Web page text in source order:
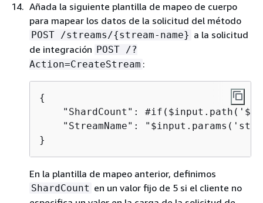
Añada la siguiente plantilla de mapeo de cuerpo
para mapear los datos de la solicitud del método
POST /streams/{stream-name} a la solicitud
de integración POST /?
Action=CreateStream :
{
"ShardCount":
"StreamName":
}
En la plantilla de mapeo anterior, definimos
ShardCount en un valor fijo de 5 si el cliente no